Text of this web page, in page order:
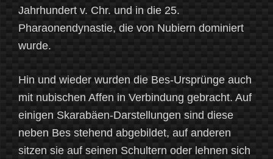
Jahrhundert v. Chr. und in die 25.
Pharaonendynastie, die von Nubiern dominiert
wurde.
Hin und wieder wurden die Bes-Ursprünge auch
mit nubischen Affen in Verbindung gebracht. Auf
einigen Skarabäen-Darstellungen sind diese
neben Bes stehend abgebildet, auf anderen
sitzen sie auf seinen Schultern oder lehnen sich